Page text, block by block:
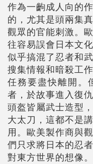
作為一齣成人向的
的，尤其是頭兩集
觀眾的官能刺激。
往容易誤會日本文
似乎搞混了忍者和
搜集情報和暗殺工
任務要盡快離開。
者，於故事進入復
頭盔皆屬武士造型
大太刀，這都不是
用。歐美製作商與
們只求將日本的忍
對東方世界的想像。